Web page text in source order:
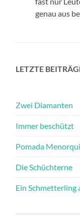
genau aus
LETZTE
Zwei Diamanten
Immer beschützt
Pomada
Die Schüchterne
Ein Schmetterling